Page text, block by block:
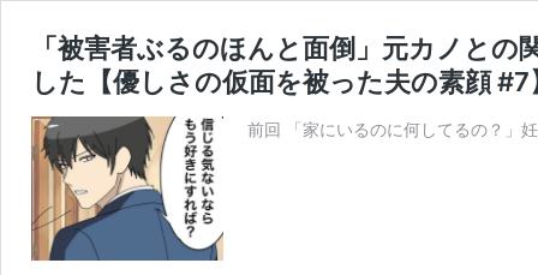
「被害者ぶるのほんと面倒」元カノと
した【優しさの仮面を被った夫の素顔
前回 「家にいるのに何してるの？」